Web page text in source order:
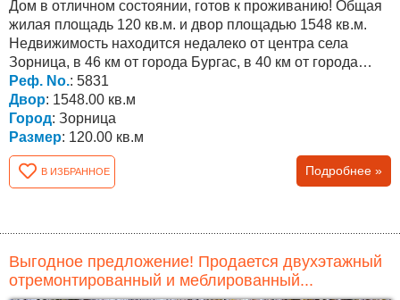
Дом в отличном состоянии, готов к проживанию! Общая
жилая площадь 120 кв.м. и двор площадью 1548 кв.м.
Недвижимость находится недалеко от центра села
Зорница, в 46 км от города Бургас, в 40 км от города
Ямбол и...
Реф. No.: 5831
Двор: 1548.00 кв.м
Город: Зорница
Размер: 120.00 кв.м
В ИЗБРАННОЕ Подробнее »
Выгодное предложение! Продается двухэтажный
отремонтированный и меблированный...